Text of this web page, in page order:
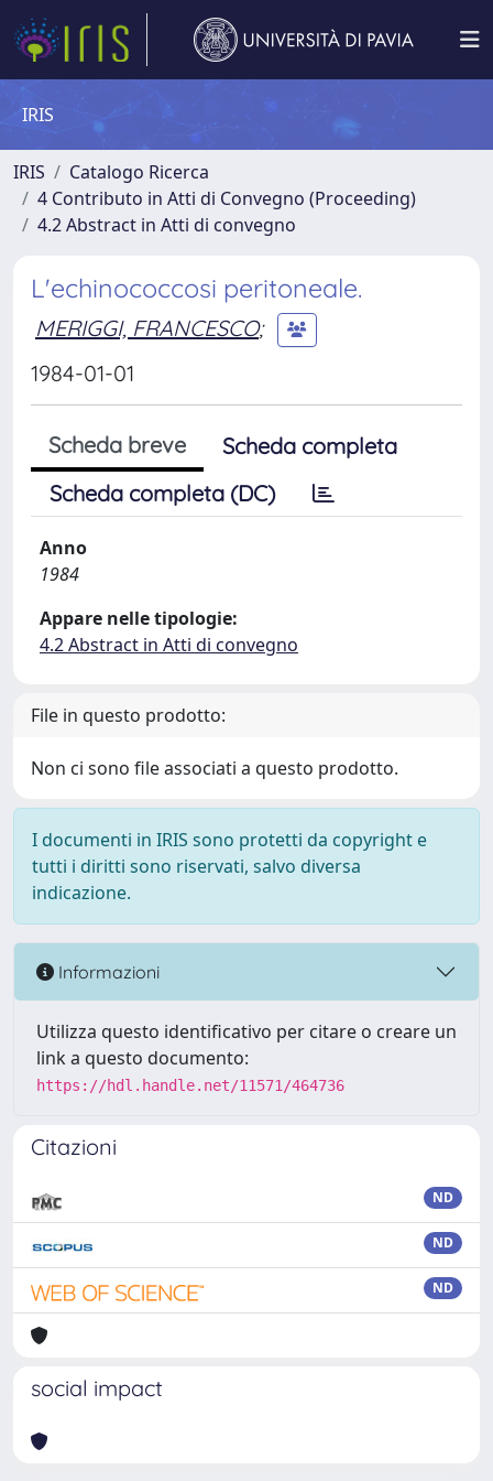
IRIS
IRIS
Catalogo Ricerca
4 Contributo in Atti di Convegno (Proceeding)
4.2 Abstract in Atti di convegno
L'echinococcosi peritoneale.
MERIGGI, FRANCESCO;
1984-01-01
Scheda breve
Scheda completa
Scheda completa (DC)
Anno
1984
Appare nelle tipologie:
4.2 Abstract in Atti di convegno
File in questo prodotto:
Non ci sono file associati a questo prodotto.
I documenti in IRIS sono protetti da copyright e
tutti i diritti sono riservati, salvo diversa
indicazione.
Informazioni
Utilizza questo identificativo per citare o creare un
link a questo documento:
https://hdl.handle.net/11571/464736
Citazioni
ND
ND
ND
social impact